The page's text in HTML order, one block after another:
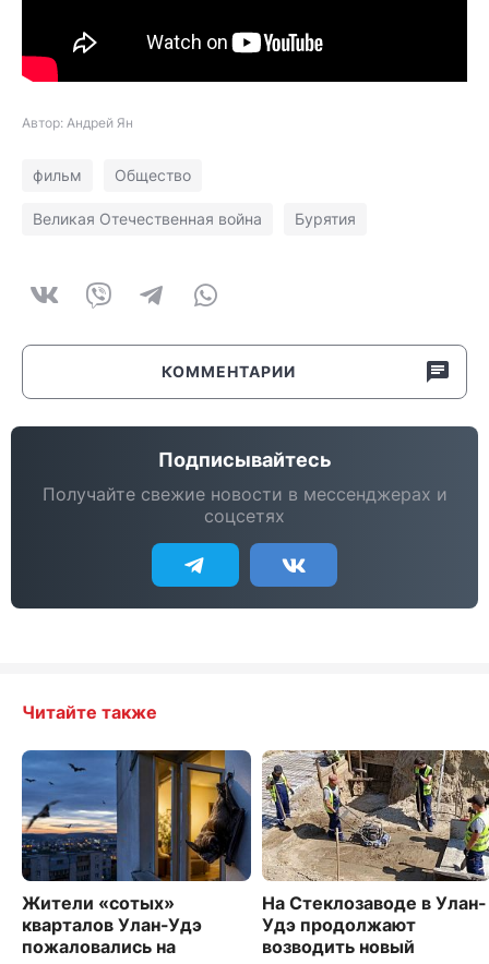
Автор: Андрей Ян
фильм Общество
Великая Отечественная война Бурятия
КОММЕНТАРИИ
Подписывайтесь
Получайте свежие новости в мессенджерах и
соцсетях
Читайте также
Жители «сотых»
кварталов Улан-Удэ
пожаловались на
На Стеклозаводе в Улан-
Удэ продолжают
возводить новый